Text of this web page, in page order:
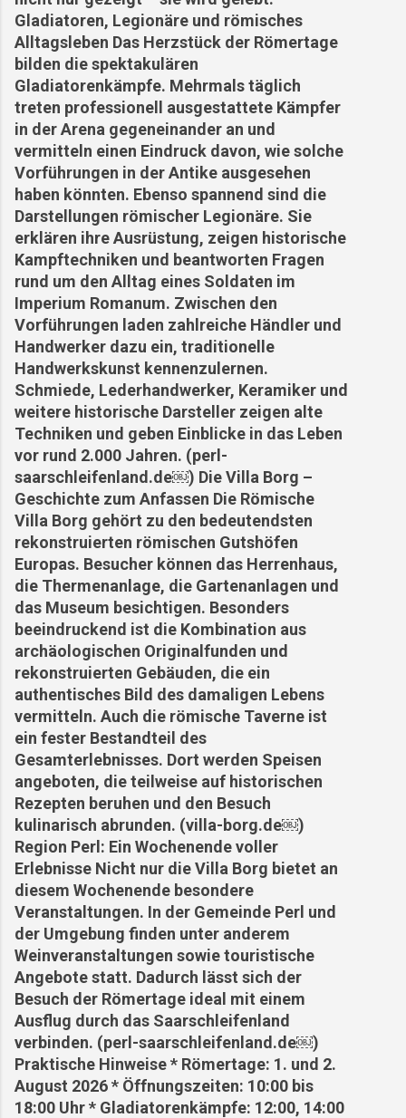
Gladiatoren, Legionäre und römisches
Alltagsleben Das Herzstück der Römertage
bilden die spektakulären
Gladiatorenkämpfe. Mehrmals täglich
treten professionell ausgestattete Kämpfer
in der Arena gegeneinander an und
vermitteln einen Eindruck davon, wie solche
Vorführungen in der Antike ausgesehen
haben könnten. Ebenso spannend sind die
Darstellungen römischer Legionäre. Sie
erklären ihre Ausrüstung, zeigen historische
Kampftechniken und beantworten Fragen
rund um den Alltag eines Soldaten im
Imperium Romanum. Zwischen den
Vorführungen laden zahlreiche Händler und
Handwerker dazu ein, traditionelle
Handwerkskunst kennenzulernen.
Schmiede, Lederhandwerker, Keramiker und
weitere historische Darsteller zeigen alte
Techniken und geben Einblicke in das Leben
vor rund 2.000 Jahren. (perl-
saarschleifenland.de⁠￼) Die Villa Borg –
Geschichte zum Anfassen Die Römische
Villa Borg gehört zu den bedeutendsten
rekonstruierten römischen Gutshöfen
Europas. Besucher können das Herrenhaus,
die Thermenanlage, die Gartenanlagen und
das Museum besichtigen. Besonders
beeindruckend ist die Kombination aus
archäologischen Originalfunden und
rekonstruierten Gebäuden, die ein
authentisches Bild des damaligen Lebens
vermitteln. Auch die römische Taverne ist
ein fester Bestandteil des
Gesamterlebnisses. Dort werden Speisen
angeboten, die teilweise auf historischen
Rezepten beruhen und den Besuch
kulinarisch abrunden. (villa-borg.de⁠￼)
Region Perl: Ein Wochenende voller
Erlebnisse Nicht nur die Villa Borg bietet an
diesem Wochenende besondere
Veranstaltungen. In der Gemeinde Perl und
der Umgebung finden unter anderem
Weinveranstaltungen sowie touristische
Angebote statt. Dadurch lässt sich der
Besuch der Römertage ideal mit einem
Ausflug durch das Saarschleifenland
verbinden. (perl-saarschleifenland.de⁠￼)
Praktische Hinweise * Römertage: 1. und 2.
August 2026 * Öffnungszeiten: 10:00 bis
18:00 Uhr * Gladiatorenkämpfe: 12:00, 14:00